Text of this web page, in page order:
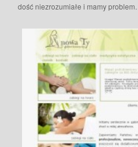
dość niezrozumiałe i mamy problem…